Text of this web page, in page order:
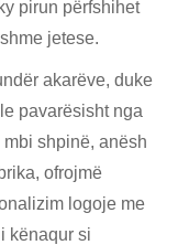
pirun përfshihet
jetese.
akarëve, duke
pavarësisht nga
shpinë, anësh
ofrojmë
logoje me
kënaqur si